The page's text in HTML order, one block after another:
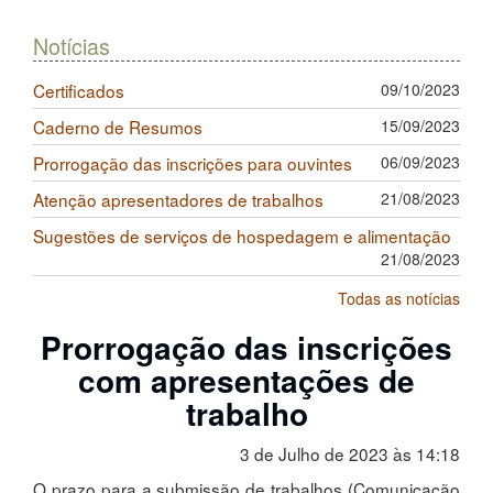
Notícias
Certificados 09/10/2023
Caderno de Resumos 15/09/2023
Prorrogação das inscrições para ouvintes 06/09/2023
Atenção apresentadores de trabalhos 21/08/2023
Sugestões de serviços de hospedagem e alimentação
21/08/2023
Todas as notícias
Prorrogação das inscrições
com apresentações de
trabalho
3 de Julho de 2023 às 14:18